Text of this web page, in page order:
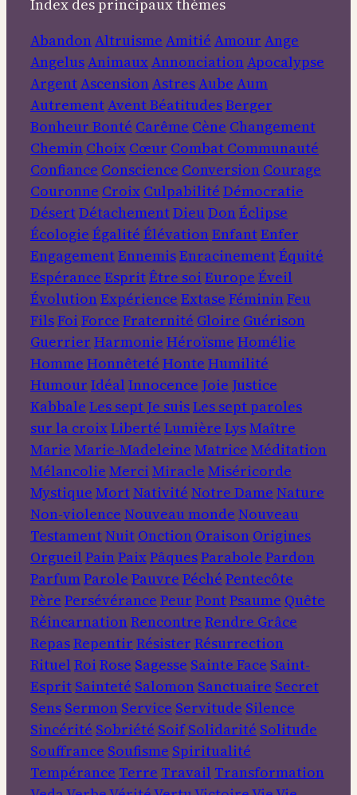
Index des principaux thèmes
AbandonAltruisme Amitié Amour Ange
AngelusAnimauxAnnonciationApocalypse
ArgentAscensionAstresAube Aum
AutrementAventBéatitudesBerger
Bonheur Bonté Carême Cène Changement
Chemin Choix Cœur Combat Communauté
Confiance Conscience Conversion Courage
Couronne Croix Culpabilité Démocratie
DésertDétachementDieuDonÉclipse
Écologie Égalité ÉlévationEnfantEnfer
EngagementEnnemisEnracinementÉquité
Espérance EspritÊtre soi Europe Éveil
ÉvolutionExpérience Extase FémininFeu
FilsFoi Force Fraternité Gloire Guérison
Guerrier Harmonie Héroïsme Homélie
Homme Honnêteté Honte Humilité
Humour Idéal Innocence Joie Justice
Kabbale Les sept Je suisLes sept paroles
sur la croixLiberté Lumière LysMaître
Marie Marie-Madeleine Matrice Méditation
Mélancolie Merci Miracle Miséricorde
Mystique MortNativité Notre Dame Nature
Non-violence Nouveau monde Nouveau
TestamentNuit Onction Oraison Origines
Orgueil PainPaixPâquesParabole Pardon
ParfumParole Pauvre Péché Pentecôte
Père Persévérance Peur PontPsaume Quête
RéincarnationRencontre Rendre Grâce
RepasRepentir Résister Résurrection
Rituel Roi Rose Sagesse Sainte Face Saint-
Esprit Sainteté Salomon Sanctuaire Secret
Sens Sermon Service Servitude Silence
Sincérité Sobriété Soif Solidarité Solitude
Souffrance Soufisme Spiritualité
Tempérance Terre Travail Transformation